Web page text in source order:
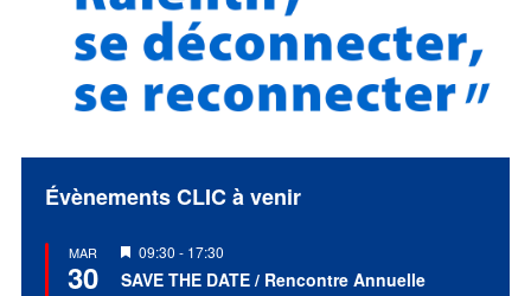
Évènements CLIC à venir
MAR
30
Mis
en
avant
09:30 - 17:30
SAVE THE DATE / Rencontre Annuelle